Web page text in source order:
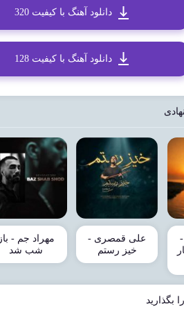
دانلود آهنگ با کیفیت 320
دانلود آهنگ با کیفیت 128
علی قمصری -
خیز رستم
مهراد جم - باز
شب شد
بگذارید